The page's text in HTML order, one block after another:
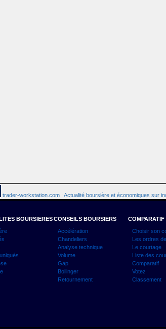
trader-workstation.com : Actualité boursière et économiques sur
BOURSIÈRES CONSEILS BOURSIERS
Accélération
Chandeliers
Analyse technique
Volume
Gap
Bollinger
Retournement
COMPARATIF
Choisir son
Les ordres
Le courtage
Liste des
Comparatif
Votez
Classement